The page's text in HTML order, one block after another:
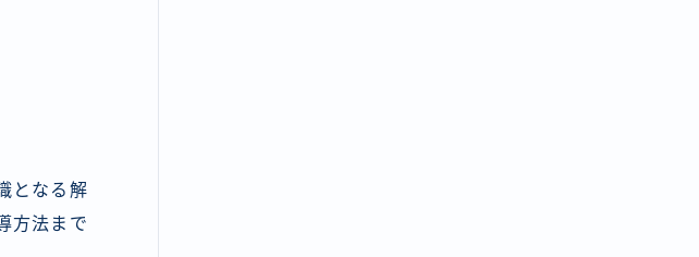
となる解
方法まで